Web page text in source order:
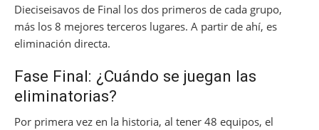
Dieciseisavos de Final los dos primeros de cada grupo,
más los 8 mejores terceros lugares. A partir de ahí, es
eliminación directa.
Fase Final: ¿Cuándo se juegan las
eliminatorias?
Por primera vez en la historia, al tener 48 equipos, el